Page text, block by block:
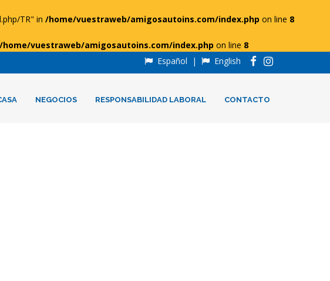
TR" in /home/vuestraweb/amigosautoins.com/index.php on line 8
/home/vuestraweb/amigosautoins.com/index.php on line 8
Español | English
NEGOCIOS RESPONSABILIDAD LABORAL CONTACTO